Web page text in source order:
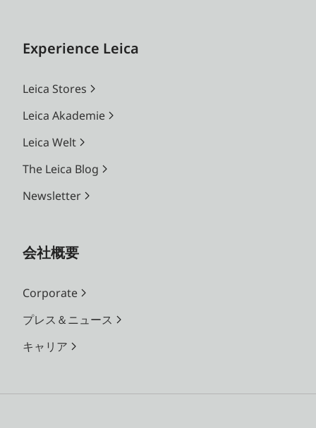
Experience Leica
Leica Stores
Leica Akademie
Leica Welt
The Leica Blog
Newsletter
会社概要
Corporate
プレス＆ニュース
キャリア